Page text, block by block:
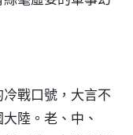
戰口號，大言不
陸。老、中、